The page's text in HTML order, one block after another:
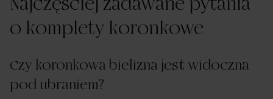
Najczęściej zadawane pytania
o komplety koronkowe
Czy koronkowa bielizna jest widoczna
pod ubraniem?